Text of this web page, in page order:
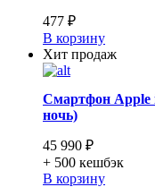
477 ₽
В корзину
Хит продаж
Смартфон Apple
ночь)
45 990 ₽
+ 500 кешбэк
В корзину